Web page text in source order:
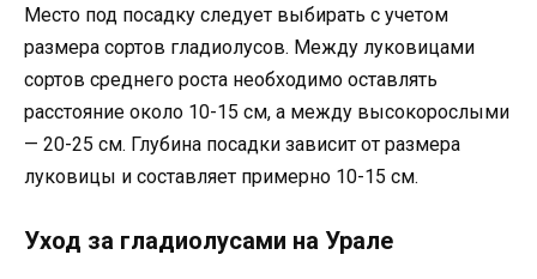
Место под посадку следует выбирать с учетом
размера сортов гладиолусов. Между луковицами
сортов среднего роста необходимо оставлять
расстояние около 10-15 см, а между высокорослыми
— 20-25 см. Глубина посадки зависит от размера
луковицы и составляет примерно 10-15 см.
Уход за гладиолусами на Урале